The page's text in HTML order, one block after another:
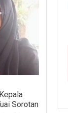
Sorotan